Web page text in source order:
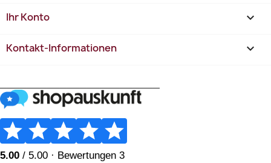
Ihr Konto 
Kontakt-Informationen keyboard_arrow_down